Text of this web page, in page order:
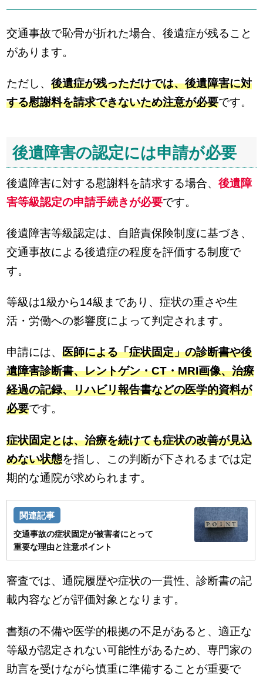
交通事故で恥骨が折れた場合、後遺症が残ること
があります。
ただし、後遺症が残っただけでは、後遺障害に対
する慰謝料を請求できないため注意が必要です。
後遺障害の認定には申請が必要
後遺障害に対する慰謝料を請求する場合、後遺障
害等級認定の申請手続きが必要です。
後遺障害等級認定は、自賠責保険制度に基づき、
交通事故による後遺症の程度を評価する制度で
す。
等級は1級から14級まであり、症状の重さや生
活・労働への影響度によって判定されます。
申請には、医師による「症状固定」の診断書や後
遺障害診断書、レントゲン・CT・MRI画像、治療
経過の記録、リハビリ報告書などの医学的資料が
必要です。
症状固定とは、治療を続けても症状の改善が見込
めない状態を指し、この判断が下されるまでは定
期的な通院が求められます。
交通事故の症状固定が被害者にとって
重要な理由と注意ポイント
審査では、通院履歴や症状の一貫性、診断書の記
載内容などが評価対象となります。
書類の不備や医学的根拠の不足があると、適正な
等級が認定されない可能性があるため、専門家の
助言を受けながら慎重に準備することが重要で